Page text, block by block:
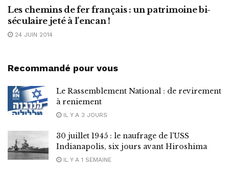
Les chemins de fer français : un patrimoine bi-
séculaire jeté à l’encan !
24 JUIN 2014
Recommandé pour vous
Le Rassemblement National : de revirement
à reniement
IL Y A 3 JOURS
30 juillet 1945 : le naufrage de l’USS
Indianapolis, six jours avant Hiroshima
IL Y A 1 SEMAINE